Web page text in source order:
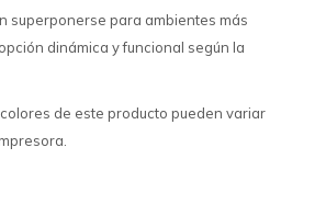
superponerse para ambientes más
dinámica y funcional según la
de este producto pueden variar